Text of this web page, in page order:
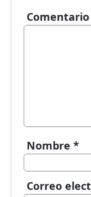
Comentario
Nombre *
Correo